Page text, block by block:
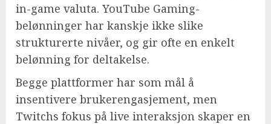
in-game valuta. YouTube Gaming-
belønninger har kanskje ikke slike
strukturerte nivåer, og gir ofte en enkelt
belønning for deltakelse.
Begge plattformer har som mål å
insentivere brukerengasjement, men
Twitchs fokus på live interaksjon skaper en